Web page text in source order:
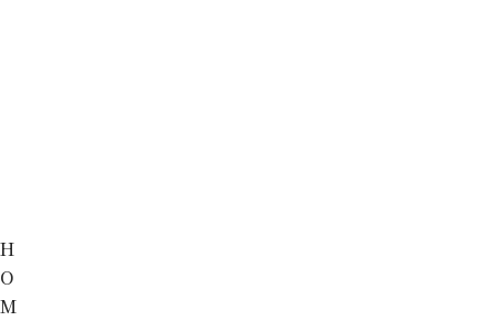
H
O
M